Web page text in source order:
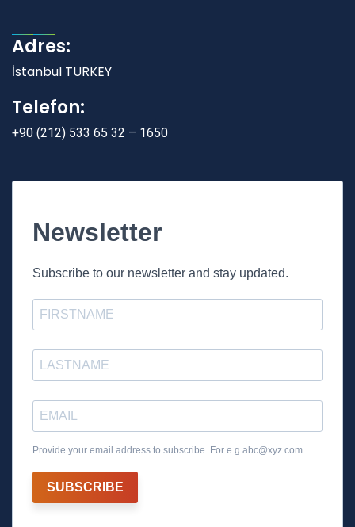
Adres:
İstanbul TURKEY
Telefon:
+90 (212) 533 65 32 – 1650
Newsletter
Subscribe to our newsletter and stay updated.
Provide your email address to subscribe. For e.g abc@xyz.com
SUBSCRIBE